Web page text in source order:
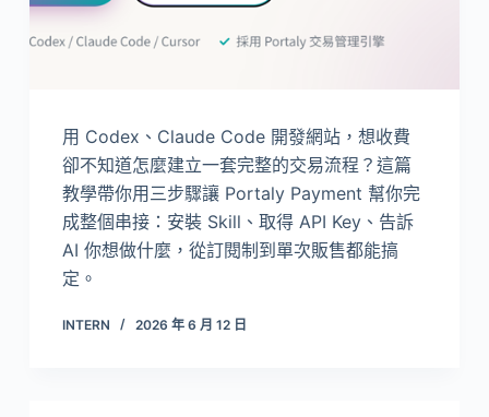
用 Codex、Claude Code 開發網站，想收費
卻不知道怎麼建立一套完整的交易流程？這篇
教學帶你用三步驟讓 Portaly Payment 幫你完
成整個串接：安裝 Skill、取得 API Key、告訴
AI 你想做什麼，從訂閱制到單次販售都能搞
定。
INTERN 2026 年 6 月 12 日